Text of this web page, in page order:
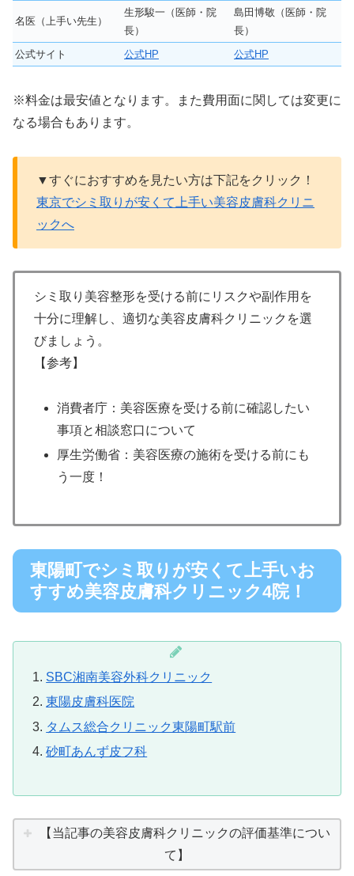
名医（上手い先生）
生形駿一（医師・院
長）
島田博敬（医師・院
長）
公式サイト
公式HP 公式HP
※料金は最安値となります。また費用面に関しては変更に
なる場合もあります。
▼すぐにおすすめを見たい方は下記をクリック！
東京でシミ取りが安くて上手い美容皮膚科クリニ
ックへ
シミ取り美容整形を受ける前にリスクや副作用を
十分に理解し、適切な美容皮膚科クリニックを選
びましょう。
【参考】
消費者庁：美容医療を受ける前に確認したい
事項と相談窓口について
厚生労働省：美容医療の施術を受ける前にも
う一度！
東陽町でシミ取りが安くて上手いお
すすめ美容皮膚科クリニック4院！
SBC湘南美容外科クリニック
東陽皮膚科医院
タムス総合クリニック東陽町駅前
砂町あんず皮フ科
【当記事の美容皮膚科クリニックの評価基準につい
て】